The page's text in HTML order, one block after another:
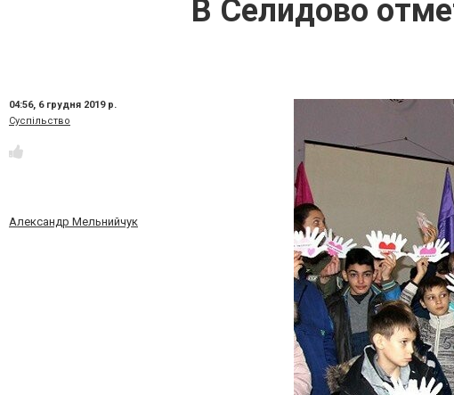
В Селидово
04:56, 6 грудня 2019 р.
Суспільство
Александр Мельнийчук